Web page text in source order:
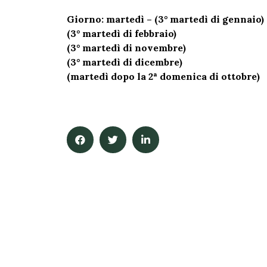
Giorno: martedì – (3° martedì di gennaio)
(3° martedì di febbraio)
(3° martedì di novembre)
(3° martedì di dicembre)
(martedì dopo la 2ª domenica di ottobre)